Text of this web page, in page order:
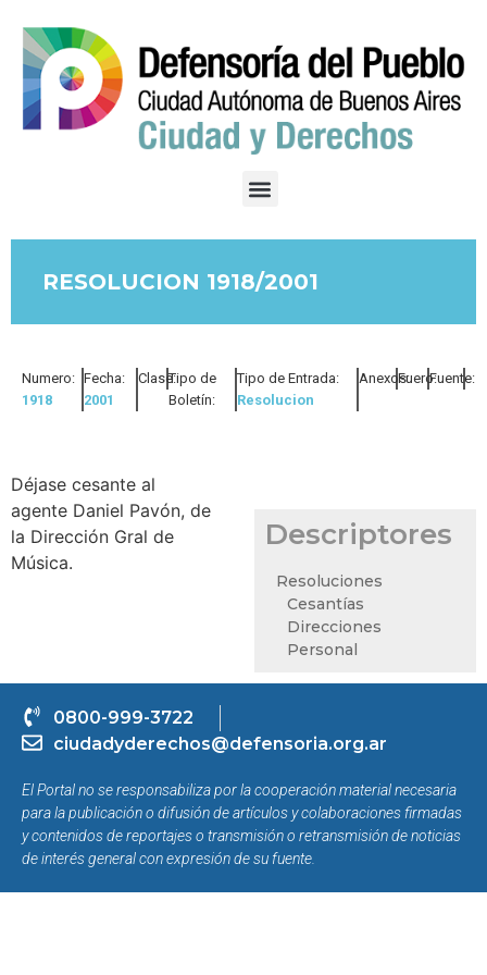
RESOLUCION 1918/2001
Numero:
1918
Fecha:
2001
Clase:Tipo de
Boletín:
Tipo de Entrada:
Resolucion
Anexos:Fuero:Fuente:
Déjase cesante al
agente Daniel Pavón, de
la Dirección Gral de
Música.
Descriptores
Resoluciones
Cesantías
Direcciones
Personal
0800-999-3722
ciudadyderechos@defensoria.org.ar
El Portal no se responsabiliza por la cooperación material necesaria
para la publicación o difusión de artículos y colaboraciones firmadas
y contenidos de reportajes o transmisión o retransmisión de noticias
de interés general con expresión de su fuente.